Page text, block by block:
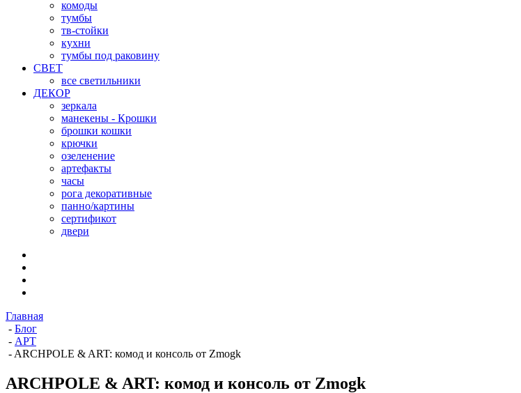
комоды
тумбы
тв-стойки
кухни
тумбы под раковину
СВЕТ
все светильники
ДЕКОР
зеркала
манекены - Крошки
брошки кошки
крючки
озеленение
артефакты
часы
рога декоративные
панно/картины
сертификот
двери
Главная
- Блог
- АРТ
- ARCHPOLE & ART: комод и консоль от Zmogk
ARCHPOLE & ART: комод и консоль от Zmogk